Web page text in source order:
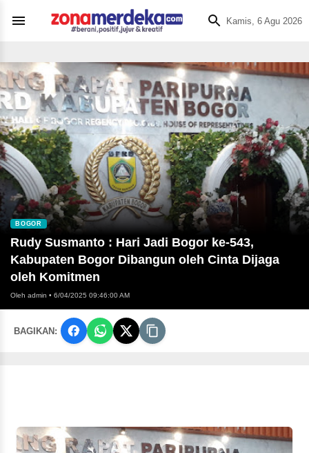
Kamis, 6 Agu 2026
BOGOR
Rudy Susmanto : Hari Jadi Bogor ke-543,
Kabupaten Bogor Dibangun oleh Cinta Dijaga
oleh Komitmen
Oleh admin • 6/04/2025 09:46:00 AM
BAGIKAN: